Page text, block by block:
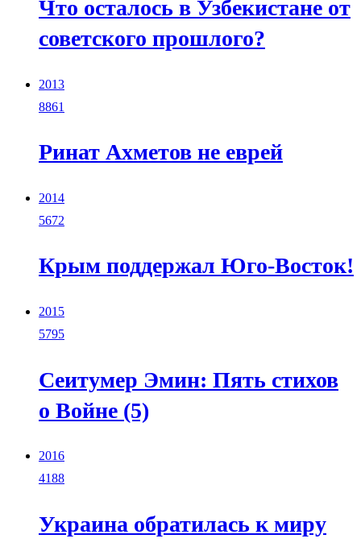
Что осталось в Узбекистане от
советского прошлого?
2013
8861
Ринат Ахметов не еврей
2014
5672
Крым поддержал Юго-Восток!
2015
5795
Сеитумер Эмин: Пять стихов
о Войне (5)
2016
4188
Украина обратилась к миру